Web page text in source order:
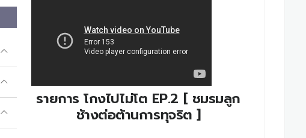
รายการ โกงไปไม่โต EP.2 [ ชมรมลูก
ช้างต่อต้านการทุจริต ]